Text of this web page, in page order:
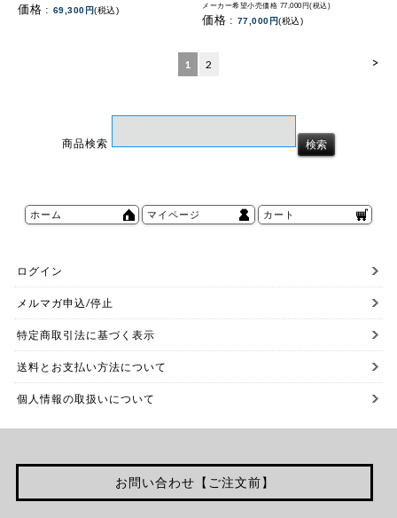
価格 : 69,300円(税込) メーカー希望小売価格 77,000円(税込)
価格 : 77,000円(税込)
>
1 2
商品検索
ホーム マイページ カート
ログイン
メルマガ申込/停止
特定商取引法に基づく表示
送料とお支払い方法について
個人情報の取扱いについて
お問い合わせ【ご注文前】